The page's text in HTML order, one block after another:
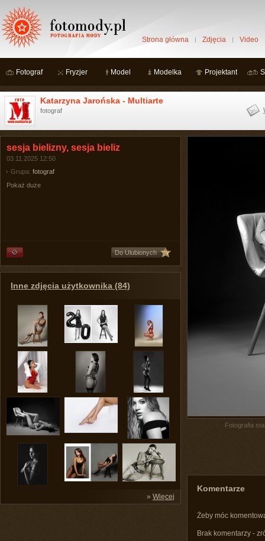
Strona główna Zdjęcia Video
Fotograf Fryzjer Model Modelka Projektant
Katarzyna Jarońska - Multiarte
fotograf
sesja bielizny, sesja bieliz
03.11.2025 12:50
Grupa: fotograf
Pokaż duże
Do Ulubionych
Inne zdjęcia użytkownika (84)
» Więcej
Fotografia
Komentarze
Żeby móc
Brak komentarzy -